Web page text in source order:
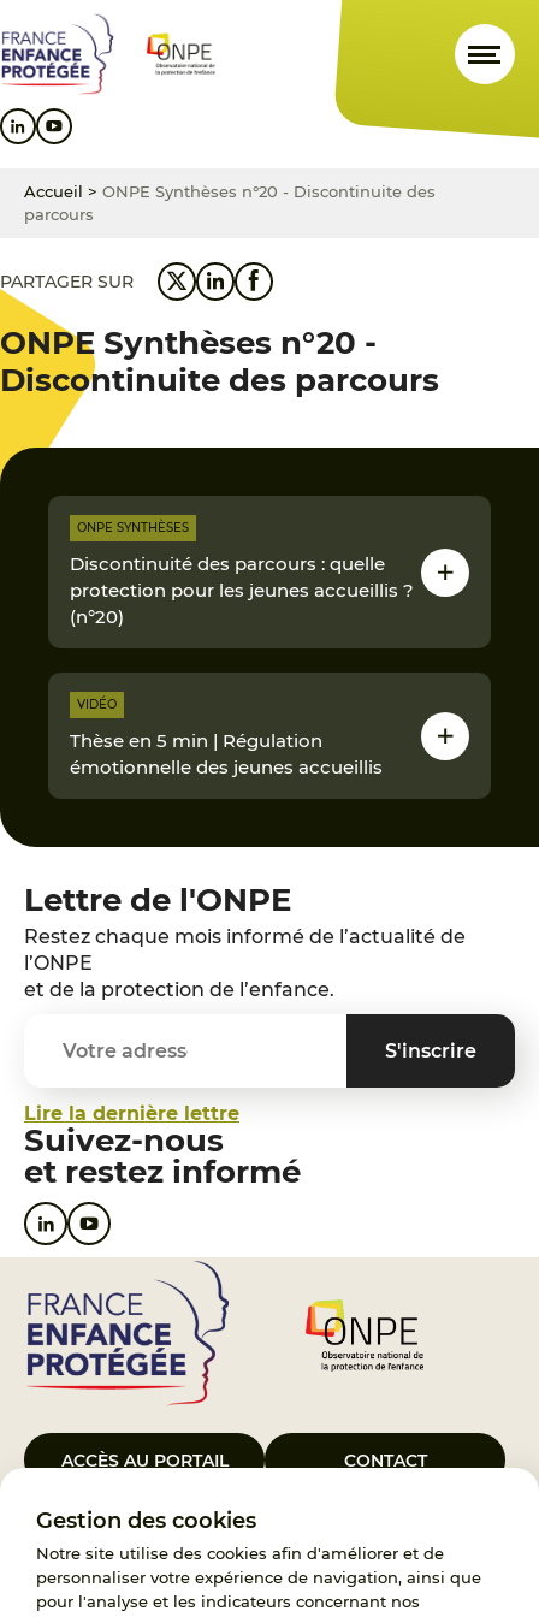
Gestion des cookies
Notre site utilise des cookies afin d'améliorer et de
personnaliser votre expérience de navigation, ainsi que
pour l'analyse et les indicateurs concernant nos
au
contenu
principal
au
menu
principal
au
pied
de
Accueil > ONPE Synthèses n°20 - Discontinuite des
parcours
PARTAGER SUR
ONPE Synthèses n°20 -
Discontinuite des parcours
ONPE SYNTHÈSES
Discontinuité des parcours : quelle
protection pour les jeunes accueillis ?
(n°20)
VIDÉO
Thèse en 5 min | Régulation
émotionnelle des jeunes accueillis
Lettre de l'ONPE
Restez chaque mois informé de l’actualité de
l’ONPE
et de la protection de l’enfance.
Lire la dernière lettre
Suivez-nous
et restez informé
ACCÈS AU PORTAIL CONTACT
Le Groupement d’Intérêt Public France Enfance Protégée, créé le 5
janvier 2023, a pour objet d’assurer les missions de service public du
119, d’accompagnement des adoptants et de traitement des
demandes d’accès aux origines personnelles. France Enfance